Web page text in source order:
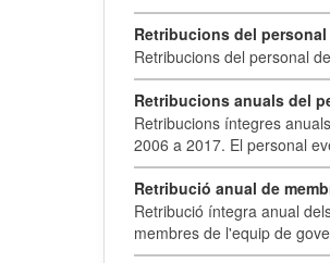
Retribucions del
Retribucions del personal
Retribucions anuals del
Retribucions íntegres
2006 a 2017. El personal
Retribució anual de
Retribució íntegra anual
membres de l'equip de